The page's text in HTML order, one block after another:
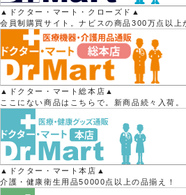
▲ドクター・マート・クローズド▲
会員制購買サイト。ナビスの商品300万点以上
▲ドクター・マート総本店▲
ここにない商品はこちらで。新商品続々入荷。
▲ドクター・マート本店▲
介護・健康衛生用品50000点以上の品揃え！